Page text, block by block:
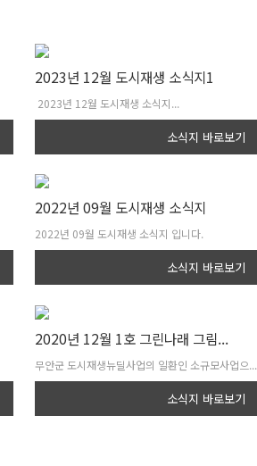
2023년 12월 도시재생 소식지1
2023년 12월 도시재생 소식지...
소식지 바로보기
2022년 09월 도시재생 소식지
2022년 09월 도시재생 소식지 입니다.
소식지 바로보기
2020년 12월 1호 그린나래 그림...
무안군 도시재생뉴딜사업의 일환인 소규모사업으...
소식지 바로보기